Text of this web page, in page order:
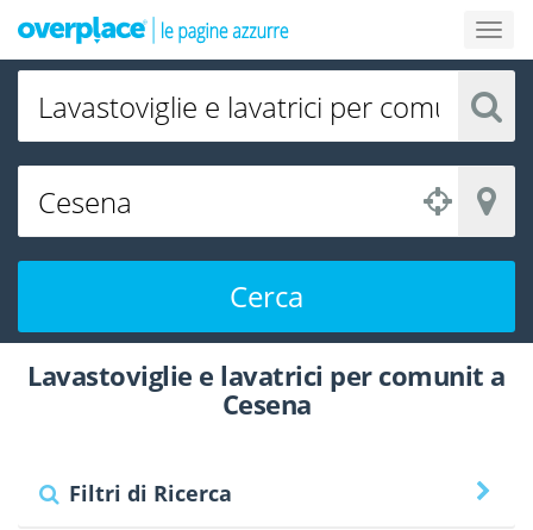
Cerca
Lavastoviglie e lavatrici per comunit a
Cesena
Filtri di Ricerca